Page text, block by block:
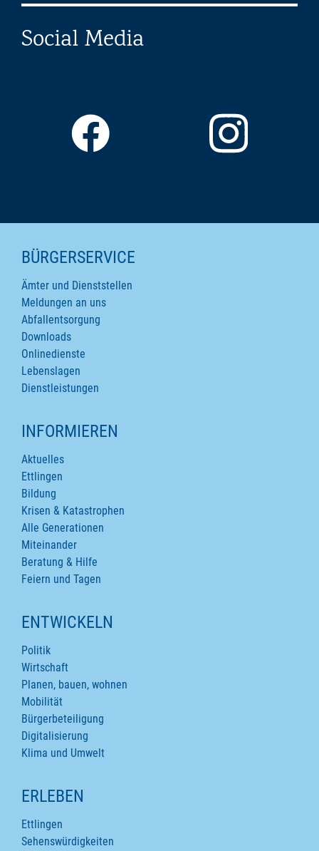
Social Media
SEITENINHALTE
BÜRGERSERVICE
Ämter und Dienststellen
Meldungen an uns
Abfallentsorgung
Downloads
Onlinedienste
Lebenslagen
Dienstleistungen
INFORMIEREN
Aktuelles
Ettlingen
Bildung
Krisen & Katastrophen
Alle Generationen
Miteinander
Beratung & Hilfe
Feiern und Tagen
ENTWICKELN
Politik
Wirtschaft
Planen, bauen, wohnen
Mobilität
Bürgerbeteiligung
Digitalisierung
Klima und Umwelt
ERLEBEN
Ettlingen
Sehenswürdigkeiten